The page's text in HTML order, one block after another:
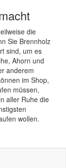
die
Sie Brennholz
sind, um es
Ahorn und
anderem
im Shop,
müssen,
aller Ruhe die
wollen.